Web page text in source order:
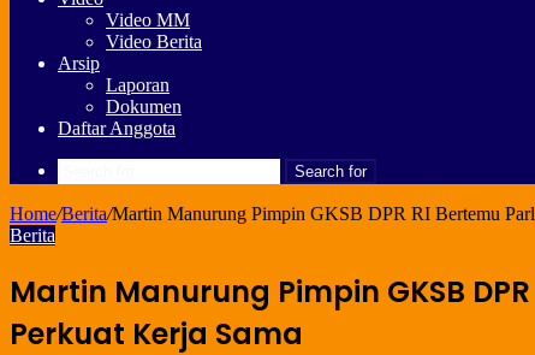
Video MM
Video Berita
Arsip
Laporan
Dokumen
Daftar Anggota
Search for
Home/Berita/Martin Manurung Pimpin GKSB DPR RI Bertemu
Berita
Martin Manurung Pimpin GKSB
Perkuat Kerja Sama